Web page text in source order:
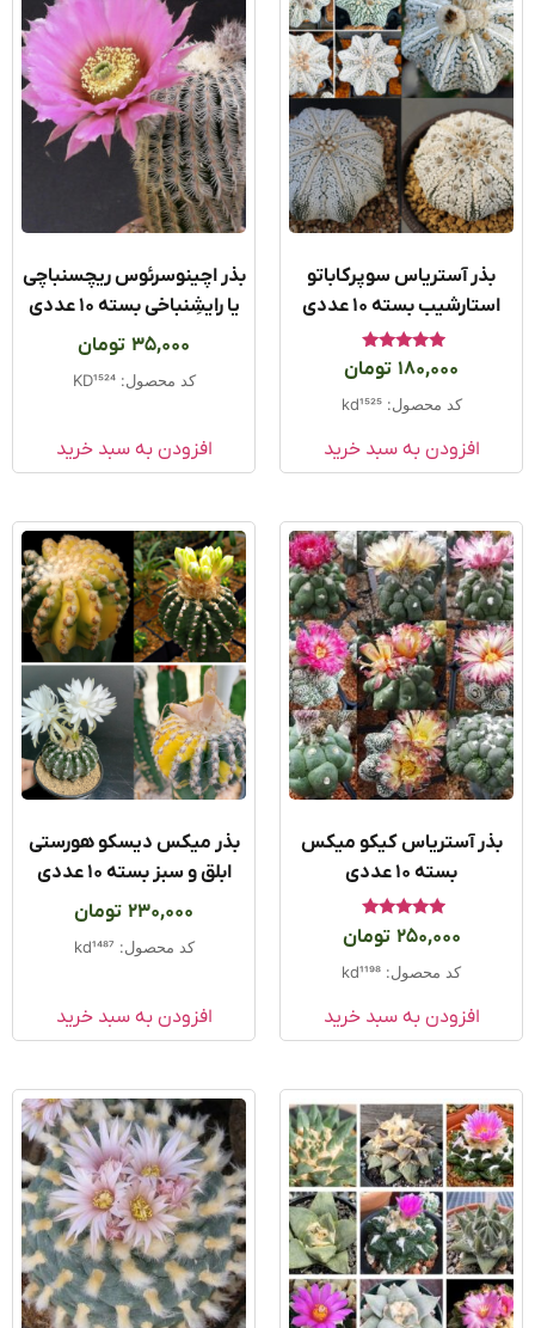
بذر آستریاس سوپرکاباتو
بسته ۱۰ عددی
5.00
180,000 تومان
کد محصول: kd1525
افزودن به سبد خرید
بذر اچینوسرئوس ریچسنباچی
یا رایشِنباخی بسته 10 عددی
35,000 تومان
کد محصول: KD1524
افزودن به سبد خرید
آستریاس کیکو میکس
بسته 10 عددی
5.00
250,000 تومان
کد محصول: kd1198
افزودن به سبد خرید
بذر میکس دیسکو هورستی
ابلق و سبز بسته ۱۰ عددی
230,000 تومان
کد محصول: kd1487
افزودن به سبد خرید